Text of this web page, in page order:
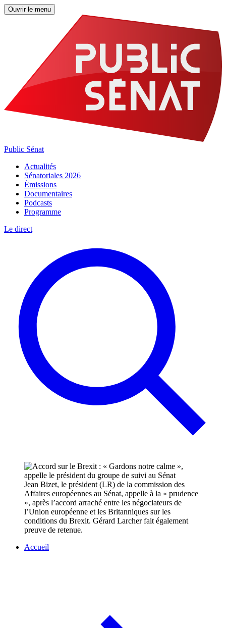
Ouvrir le menu
Public Sénat
Actualités
Sénatoriales 2026
Émissions
Documentaires
Podcasts
Programme
Le direct
Jean Bizet, le président (LR) de la commission des
Affaires européennes au Sénat, appelle à la « prudence
», après l’accord arraché entre les négociateurs de
l’Union européenne et les Britanniques sur les
conditions du Brexit. Gérard Larcher fait également
preuve de retenue.
Accueil